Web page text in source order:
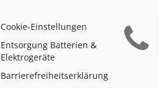
Cookie-Einstellungen
Entsorgung Batterien &
Elektrogeräte
Barrierefreiheitserklärung